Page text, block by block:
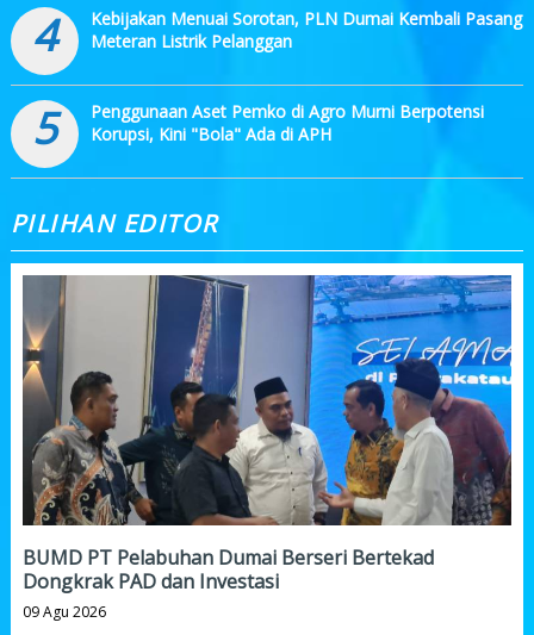
4
Kebijakan Menuai Sorotan, PLN Dumai Kembali Pasang
Meteran Listrik Pelanggan
5
Penggunaan Aset Pemko di Agro Murni Berpotensi
Korupsi, Kini "Bola" Ada di APH
PILIHAN EDITOR
BUMD PT Pelabuhan Dumai Berseri Bertekad
Dongkrak PAD dan Investasi
09 Agu 2026